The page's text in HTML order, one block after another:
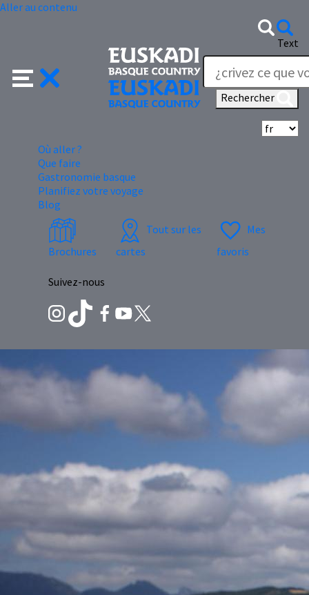
Aller au contenu
Text
Rechercher
Où aller ?
Que faire
Gastronomie basque
Planifiez votre voyage
Blog
Brochures
Tout sur les
cartes
Mes
favoris
Suivez-nous